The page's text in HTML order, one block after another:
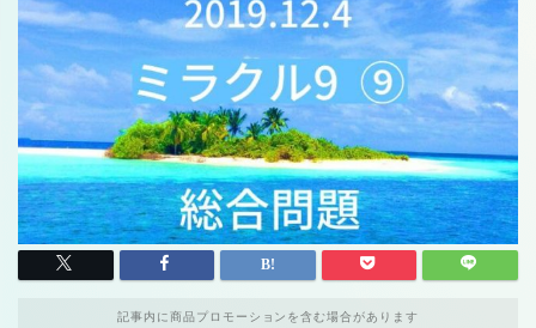
記事内に商品プロモーションを含む場合があります